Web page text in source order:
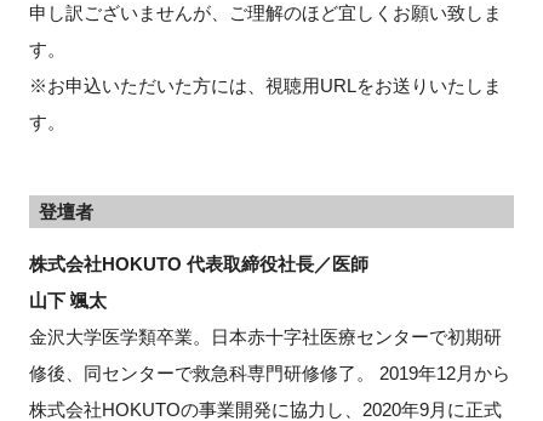
申し訳ございませんが、ご理解のほど宜しくお願い致しま
す。
※お申込いただいた方には、視聴用URLをお送りいたしま
す。
登壇者
株式会社HOKUTO 代表取締役社長／医師
山下 颯太
金沢大学医学類卒業。日本赤十字社医療センターで初期研
修後、同センターで救急科専門研修修了。 2019年12月から
株式会社HOKUTOの事業開発に協力し、2020年9月に正式